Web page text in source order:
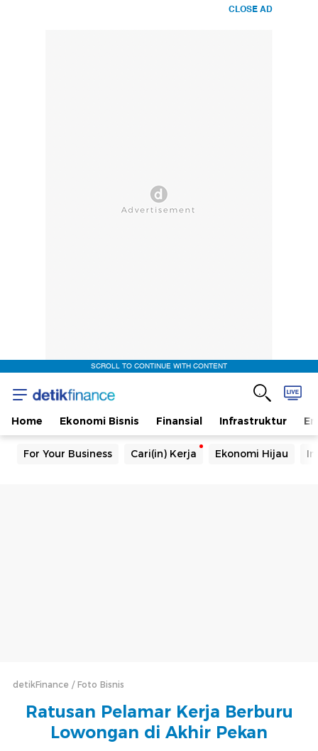
CLOSE AD
SCROLL TO CONTINUE WITH CONTENT
Home Ekonomi Bisnis Finansial Infrastruktur
For Your Business Cari(in) Kerja Ekonomi Hijau
detikFinance Foto Bisnis
Ratusan Pelamar Kerja Berburu
Lowongan di Akhir Pekan